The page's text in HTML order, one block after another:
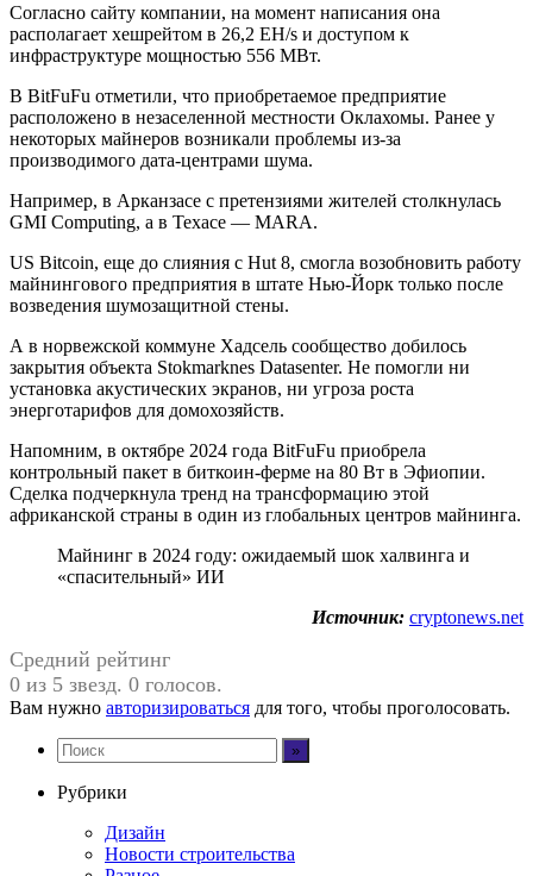
Согласно сайту компании, на момент написания она
располагает хешрейтом в 26,2 EH/s и доступом к
инфраструктуре мощностью 556 МВт.
В BitFuFu отметили, что приобретаемое предприятие
расположено в незаселенной местности Оклахомы. Ранее у
некоторых майнеров возникали проблемы из-за
производимого дата-центрами шума.
Например, в Арканзасе с претензиями жителей столкнулась
GMI Computing, а в Техасе — MARA.
US Bitcoin, еще до слияния с Hut 8, смогла возобновить работу
майнингового предприятия в штате Нью-Йорк только после
возведения шумозащитной стены.
А в норвежской коммуне Хадсель сообщество добилось
закрытия объекта Stokmarknes Datasenter. Не помогли ни
установка акустических экранов, ни угроза роста
энерготарифов для домохозяйств.
Напомним, в октябре 2024 года BitFuFu приобрела
контрольный пакет в биткоин-ферме на 80 Вт в Эфиопии.
Сделка подчеркнула тренд на трансформацию этой
африканской страны в один из глобальных центров майнинга.
Майнинг в 2024 году: ожидаемый шок халвинга и
«спасительный» ИИ
Источник: cryptonews.net
Средний рейтинг
0 из 5 звезд. 0 голосов.
Вам нужно авторизироваться для того, чтобы проголосовать.
Рубрики
Дизайн
Новости строительства